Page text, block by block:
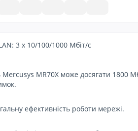
3 x 10/100/1000 Мбіт/с
MR70X може досягати 1800
ефективність роботи мережі.